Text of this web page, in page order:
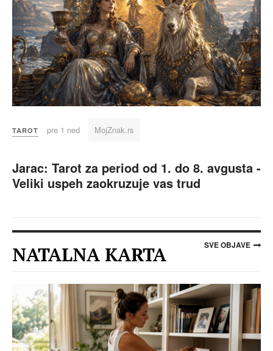
TAROT pre 1 ned MojZnak.rs
Jarac: Tarot za period od 1. do 8. avgusta -
Veliki uspeh zaokruzuje vas trud
NATALNA KARTA SVE OBJAVE